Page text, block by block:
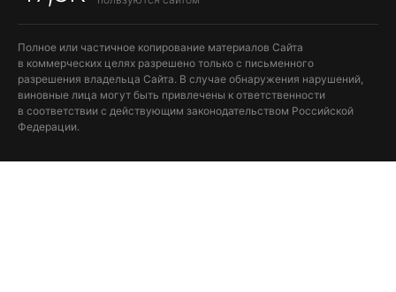
Полное или частичное копирование материалов Сайта
в коммерческих целях разрешено только с письменного
разрешения владельца Сайта. В случае обнаружения нарушений,
виновные лица могут быть привлечены к ответственности
в соответствии с действующим законодательством Российской
Федерации.